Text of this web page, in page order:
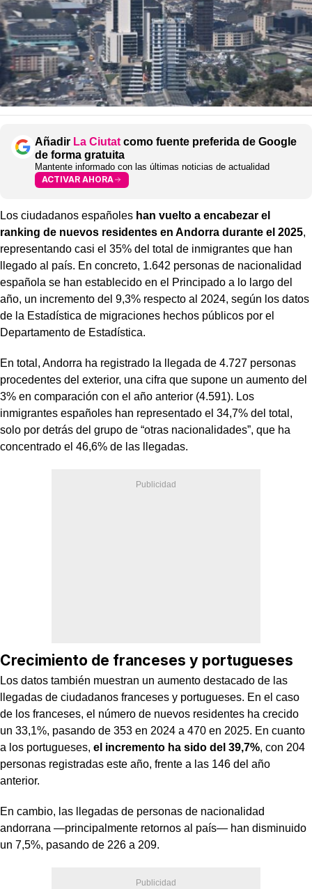
Añadir La Ciutat como fuente preferida de Google
de forma gratuita
Mantente informado con las últimas noticias de actualidad
ACTIVAR AHORA
Los ciudadanos españoles han vuelto a encabezar el
ranking de nuevos residentes en Andorra durante el 2025,
representando casi el 35% del total de inmigrantes que han
llegado al país. En concreto, 1.642 personas de nacionalidad
española se han establecido en el Principado a lo largo del
año, un incremento del 9,3% respecto al 2024, según los datos
de la Estadística de migraciones hechos públicos por el
Departamento de Estadística.
En total, Andorra ha registrado la llegada de 4.727 personas
procedentes del exterior, una cifra que supone un aumento del
3% en comparación con el año anterior (4.591). Los
inmigrantes españoles han representado el 34,7% del total,
solo por detrás del grupo de “otras nacionalidades”, que ha
concentrado el 46,6% de las llegadas.
Crecimiento de franceses y portugueses
Los datos también muestran un aumento destacado de las
llegadas de ciudadanos franceses y portugueses. En el caso
de los franceses, el número de nuevos residentes ha crecido
un 33,1%, pasando de 353 en 2024 a 470 en 2025. En cuanto
a los portugueses, el incremento ha sido del 39,7%, con 204
personas registradas este año, frente a las 146 del año
anterior.
En cambio, las llegadas de personas de nacionalidad
andorrana —principalmente retornos al país— han disminuido
un 7,5%, pasando de 226 a 209.